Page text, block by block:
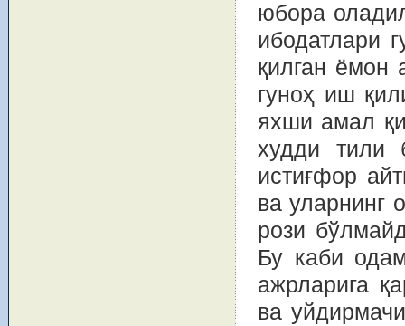
юбора
ибодатлари
қилган ёмон
гуноҳ иш
яхши амал
худди тили
истиғфор
ва уларнинг
рози
Бу каби
ажрларига
ва